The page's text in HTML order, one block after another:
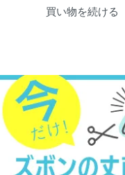
買い物を続ける